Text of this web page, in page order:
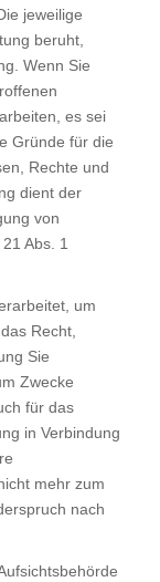
jeweilige
beruht,
Wenn Sie
es sei
Gründe für die
Rechte und
dient der
von
Abs. 1
um
Recht,
Sie
Zwecke
für das
in Verbindung
mehr zum
nach